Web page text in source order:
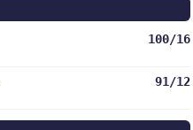
100/16
91/12